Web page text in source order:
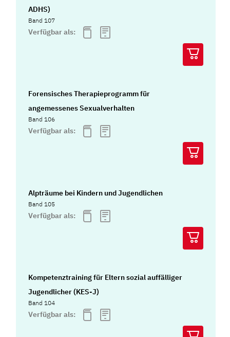
ADHS)
Band 107
Verfügbar als:
Forensisches Therapieprogramm für
angemessenes Sexualverhalten
Band 106
Verfügbar als:
Alpträume bei Kindern und Jugendlichen
Band 105
Verfügbar als:
Kompetenztraining für Eltern sozial auffälliger
Jugendlicher (KES-J)
Band 104
Verfügbar als: